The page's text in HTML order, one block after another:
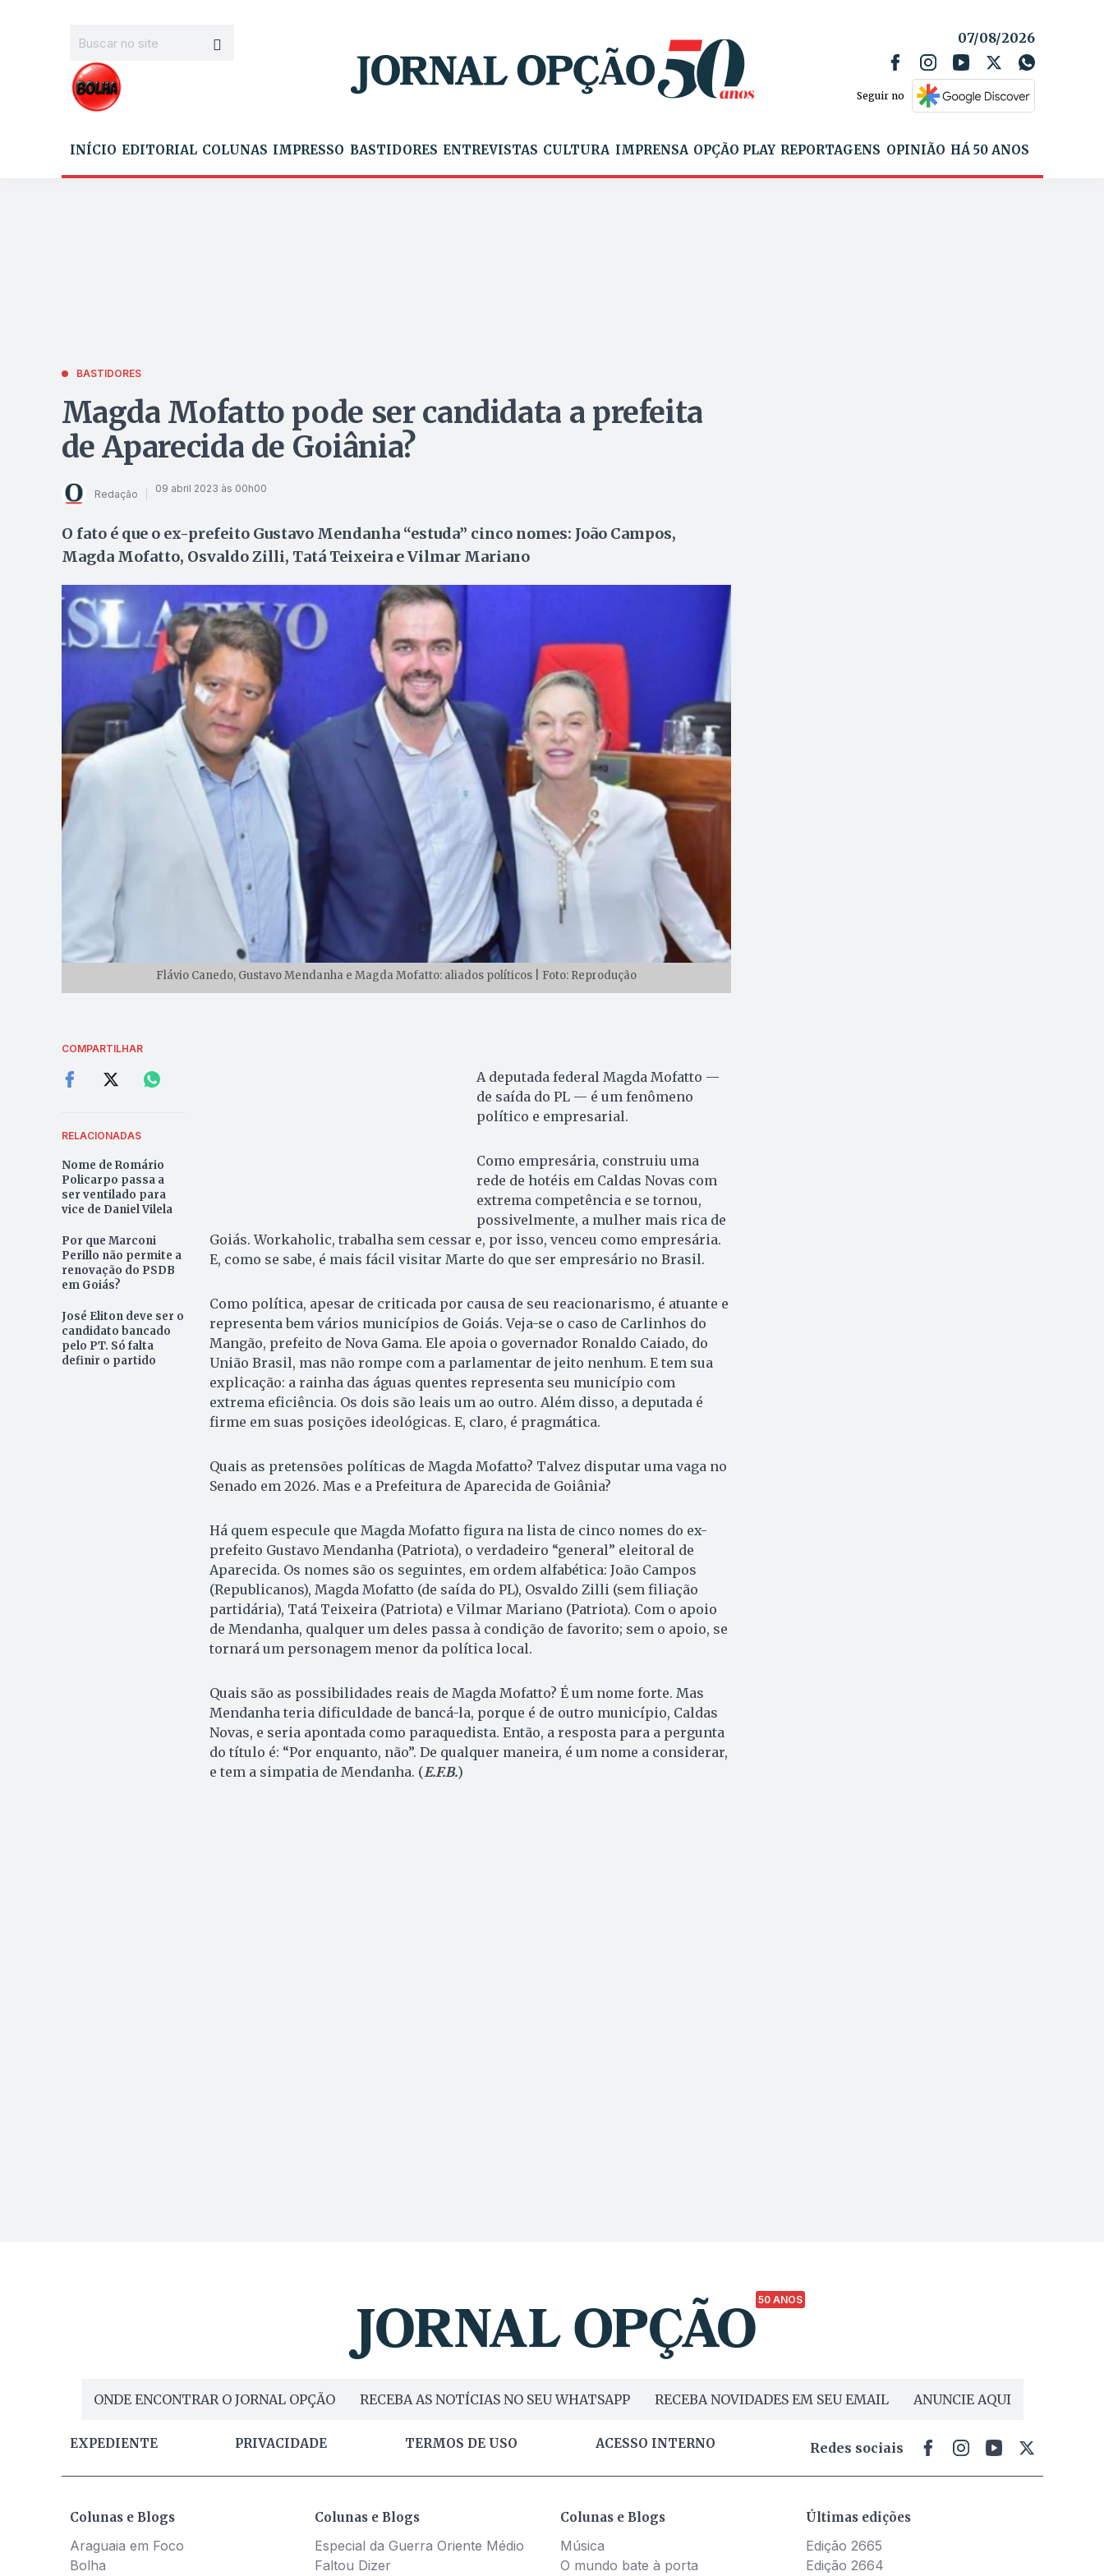
07/08/2026
Seguir no
INÍCIO EDITORIAL COLUNAS IMPRESSO BASTIDORES ENTREVISTAS CULTURA IMPRENSA OPÇÃO PLAY REPORTAGENS OPINIÃO HÁ 50 ANOS
BASTIDORES
Magda Mofatto pode ser candidata a prefeita
de Aparecida de Goiânia?
Redação 09 abril 2023 às 00h00
O fato é que o ex-prefeito Gustavo Mendanha “estuda” cinco nomes: João Campos,
Magda Mofatto, Osvaldo Zilli, Tatá Teixeira e Vilmar Mariano
Flávio Canedo, Gustavo Mendanha e Magda Mofatto: aliados políticos | Foto: Reprodução
COMPARTILHAR
RELACIONADAS
Nome de Romário
Policarpo passa a
ser ventilado para
vice de Daniel Vilela
Por que Marconi
Perillo não permite a
renovação do PSDB
em Goiás?
José Eliton deve ser o
candidato bancado
pelo PT. Só falta
definir o partido
A deputada federal Magda Mofatto —
de saída do PL — é um fenômeno
político e empresarial.
Como empresária, construiu uma
rede de hotéis em Caldas Novas com
extrema competência e se tornou,
possivelmente, a mulher mais rica de
Goiás. Workaholic, trabalha sem cessar e, por isso, venceu como empresária.
E, como se sabe, é mais fácil visitar Marte do que ser empresário no Brasil.
Como política, apesar de criticada por causa de seu reacionarismo, é atuante e
representa bem vários municípios de Goiás. Veja-se o caso de Carlinhos do
Mangão, prefeito de Nova Gama. Ele apoia o governador Ronaldo Caiado, do
União Brasil, mas não rompe com a parlamentar de jeito nenhum. E tem sua
explicação: a rainha das águas quentes representa seu município com
extrema eficiência. Os dois são leais um ao outro. Além disso, a deputada é
firme em suas posições ideológicas. E, claro, é pragmática.
Quais as pretensões políticas de Magda Mofatto? Talvez disputar uma vaga no
Senado em 2026. Mas e a Prefeitura de Aparecida de Goiânia?
Há quem especule que Magda Mofatto figura na lista de cinco nomes do ex-
prefeito Gustavo Mendanha (Patriota), o verdadeiro “general” eleitoral de
Aparecida. Os nomes são os seguintes, em ordem alfabética: João Campos
(Republicanos), Magda Mofatto (de saída do PL), Osvaldo Zilli (sem filiação
partidária), Tatá Teixeira (Patriota) e Vilmar Mariano (Patriota). Com o apoio
de Mendanha, qualquer um deles passa à condição de favorito; sem o apoio, se
tornará um personagem menor da política local.
Quais são as possibilidades reais de Magda Mofatto? É um nome forte. Mas
Mendanha teria dificuldade de bancá-la, porque é de outro município, Caldas
Novas, e seria apontada como paraquedista. Então, a resposta para a pergunta
do título é: “Por enquanto, não”. De qualquer maneira, é um nome a considerar,
e tem a simpatia de Mendanha. (E.F.B.)
50 ANOS
ONDE ENCONTRAR O JORNAL OPÇÃO RECEBA AS NOTÍCIAS NO SEU WHATSAPP RECEBA NOVIDADES EM SEU EMAIL ANUNCIE AQUI
EXPEDIENTE PRIVACIDADE TERMOS DE USO ACESSO INTERNO Redes sociais
Colunas e Blogs
Araguaia em Foco
Bolha
Colunas e Blogs
Especial da Guerra Oriente Médio
Faltou Dizer
Colunas e Blogs
Música
O mundo bate à porta
Últimas edições
Edição 2665
Edição 2664